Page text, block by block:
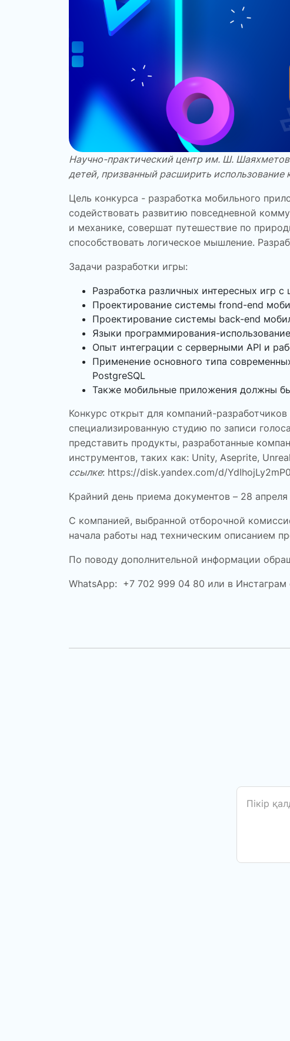
Научно-практический центр им. Ш.
детей, призванный расширить
Цель конкурса - разработка мобильного
содействовать развитию повседневной
и механике, совершат путешествие по
способствовать логическое мышление.
Задачи разработки игры:
Разработка различных интересных игр
Проектирование системы frond-end
Проектирование системы back-end
Языки программирования-
Опыт интеграции с серверными API и
Применение основного типа
PostgreSQL
Также мобильные приложения должны
Конкурс открыт для компаний-
специализированную студию по записи
представить продукты, разработанные
инструментов, таких как: Unity, Aseprite,
ссылке: https://disk.yandex.com/d/
Крайний день приема документов – 28
С компанией, выбранной отборочной
начала работы над техническим описанием
По поводу дополнительной информации
WhatsApp: +7 702 999 04 80 или в Инстаграм